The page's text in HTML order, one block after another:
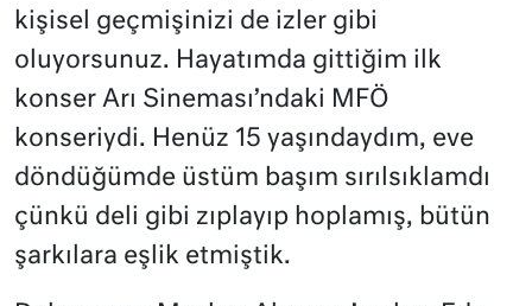
kişisel geçmişinizi de izler gibi
oluyorsunuz. Hayatımda gittiğim ilk
konser Arı Sineması’ndaki MFÖ
konseriydi. Henüz 15 yaşındaydım, eve
döndüğümde üstüm başım sırılsıklamdı
çünkü deli gibi zıplayıp hoplamış, bütün
şarkılara eşlik etmiştik.